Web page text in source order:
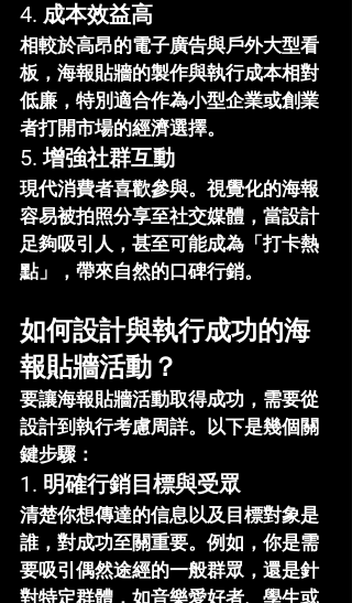
4. 成本效益高
相較於高昂的電子廣告與戶外大型看
板，海報貼牆的製作與執行成本相對
低廉，特別適合作為小型企業或創業
者打開市場的經濟選擇。
5. 增強社群互動
現代消費者喜歡參與。視覺化的海報
容易被拍照分享至社交媒體，當設計
足夠吸引人，甚至可能成為「打卡熱
點」，帶來自然的口碑行銷。
如何設計與執行成功的海
報貼牆活動？
要讓海報貼牆活動取得成功，需要從
設計到執行考慮周詳。以下是幾個關
鍵步驟：
1. 明確行銷目標與受眾
清楚你想傳達的信息以及目標對象是
誰，對成功至關重要。例如，你是需
要吸引偶然途經的一般群眾，還是針
對特定群體，如音樂愛好者、學生或